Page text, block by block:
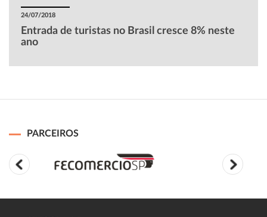
24/07/2018
Entrada de turistas no Brasil cresce 8% neste
ano
PARCEIROS